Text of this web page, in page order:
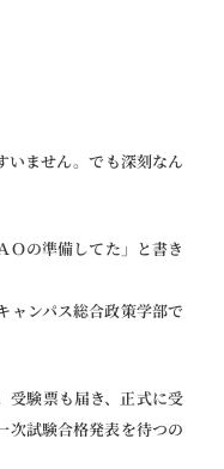
いません。でも深刻なん
の準備してた」と書き
ャンパス総合政策学部で
受験票も届き、正式に受
次試験合格発表を待つの